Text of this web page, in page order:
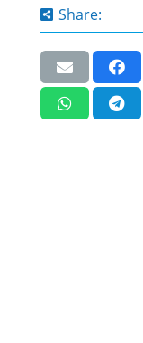
Share: